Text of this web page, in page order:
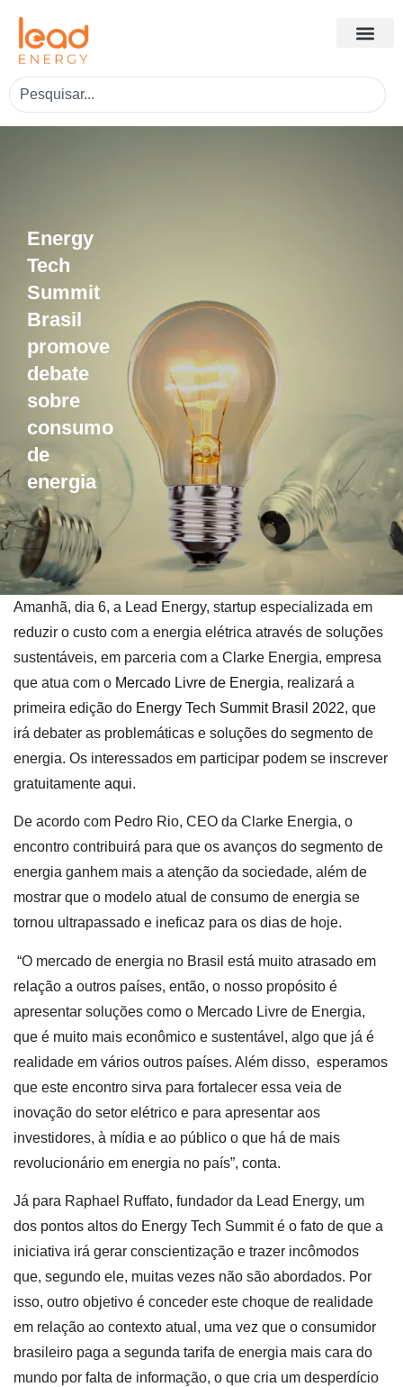
Energy
Tech
Summit
Brasil
promove
debate
sobre
consumo
de
energia
Amanhã, dia 6, a Lead Energy, startup especializada em
reduzir o custo com a energia elétrica através de soluções
sustentáveis, em parceria com a Clarke Energia, empresa
que atua com o Mercado Livre de Energia, realizará a
primeira edição do Energy Tech Summit Brasil 2022, que
irá debater as problemáticas e soluções do segmento de
energia. Os interessados em participar podem se inscrever
gratuitamente aqui.
De acordo com Pedro Rio, CEO da Clarke Energia, o
encontro contribuirá para que os avanços do segmento de
energia ganhem mais a atenção da sociedade, além de
mostrar que o modelo atual de consumo de energia se
tornou ultrapassado e ineficaz para os dias de hoje.
“O mercado de energia no Brasil está muito atrasado em
relação a outros países, então, o nosso propósito é
apresentar soluções como o Mercado Livre de Energia,
que é muito mais econômico e sustentável, algo que já é
realidade em vários outros países. Além disso, esperamos
que este encontro sirva para fortalecer essa veia de
inovação do setor elétrico e para apresentar aos
investidores, à mídia e ao público o que há de mais
revolucionário em energia no país”, conta.
Já para Raphael Ruffato, fundador da Lead Energy, um
dos pontos altos do Energy Tech Summit é o fato de que a
iniciativa irá gerar conscientização e trazer incômodos
que, segundo ele, muitas vezes não são abordados. Por
isso, outro objetivo é conceder este choque de realidade
em relação ao contexto atual, uma vez que o consumidor
brasileiro paga a segunda tarifa de energia mais cara do
mundo por falta de informação, o que cria um desperdício